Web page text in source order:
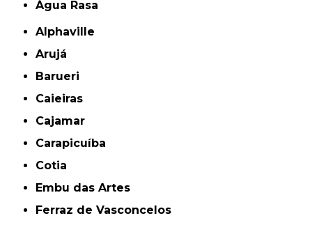
Água Rasa
Alphaville
Arujá
Barueri
Caieiras
Cajamar
Carapicuíba
Cotia
Embu das Artes
Ferraz de Vasconcelos